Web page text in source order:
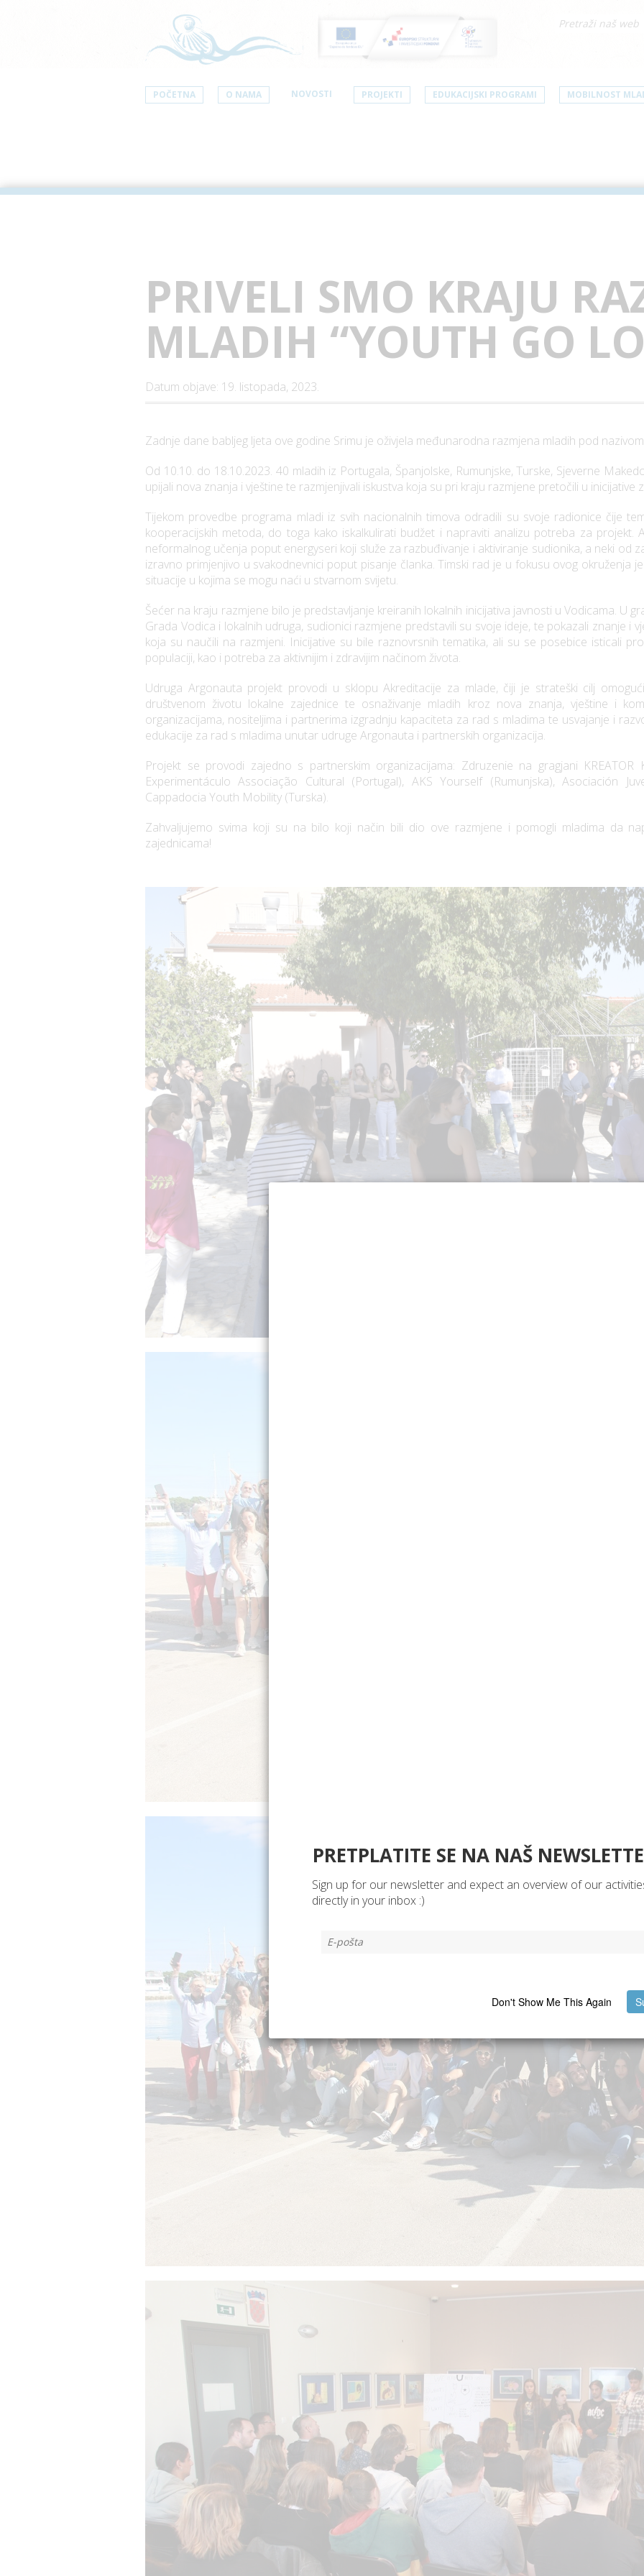
POČETNA O NAMA NOVOSTI PROJEKTI EDUKACIJSKI PROGRAMI MOBILNOST
PRIVELI SMO KRAJU
MLADIH “YOUTH GO
Datum objave: 19. listopada, 2023.
Zadnje dane babljeg ljeta ove godine Srimu je oživjela međunarodna razmjena mladih pod
Od 10.10. do 18.10.2023. 40 mladih iz Portugala, Španjolske, Rumunjske, Turske, Sjeverne
upijali nova znanja i vještine te razmjenjivali iskustva koja su pri kraju razmjene pretočili u inicijative
Tijekom provedbe programa mladi iz svih nacionalnih timova odradili su svoje radionice čije
kooperacijskih metoda, do toga kako iskalkulirati budžet i napraviti analizu potreba za projekt.
neformalnog učenja poput energyseri koji služe za razbuđivanje i aktiviranje sudionika, a neki od
izravno primjenjivo u svakodnevnici poput pisanje članka. Timski rad je u fokusu ovog okruženja
situacije u kojima se mogu naći u stvarnom svijetu.
Šećer na kraju razmjene bilo je predstavljanje kreiranih lokalnih inicijativa javnosti u Vodicama. U
Grada Vodica i lokalnih udruga, sudionici razmjene predstavili su svoje ideje, te pokazali znanje i
koja su naučili na razmjeni. Inicijative su bile raznovrsnih tematika, ali su se posebice isticali
populaciji, kao i potreba za aktivnijim i zdravijim načinom života.
Udruga Argonauta projekt provodi u sklopu Akreditacije za mlade, čiji je strateški cilj
društvenom životu lokalne zajednice te osnaživanje mladih kroz nova znanja, vještine i
organizacijama, nositeljima i partnerima izgradnju kapaciteta za rad s mladima te usvajanje i
edukacije za rad s mladima unutar udruge Argonauta i partnerskih organizacija.
Projekt se provodi zajedno s partnerskim organizacijama: Zdruzenie na gragjani KREATOR
Experimentáculo Associação Cultural (Portugal), AKS Yourself (Rumunjska), Asociación
Cappadocia Youth Mobility (Turska).
Zahvaljujemo svima koji su na bilo koji način bili dio ove razmjene i pomogli mladima da
zajednicama!
PRETPLATITE SE NA NAŠ
Sign up for our newsletter and expect an overview of our
directly in your inbox :)
Don't Show Me This Again